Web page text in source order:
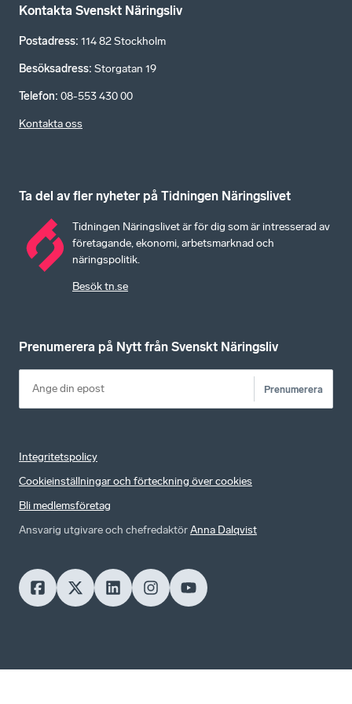
Kontakta Svenskt Näringsliv
Postadress: 114 82 Stockholm
Besöksadress: Storgatan 19
Telefon: 08-553 430 00
Kontakta oss
Ta del av fler nyheter på Tidningen Näringslivet
Tidningen Näringslivet är för dig som är intresserad av
företagande, ekonomi, arbetsmarknad och
näringspolitik.
Besök tn.se
Prenumerera på Nytt från Svenskt Näringsliv
Prenumerera
Integritetspolicy
Cookieinställningar och förteckning över cookies
Bli medlemsföretag
Ansvarig utgivare och chefredaktörAnna Dalqvist